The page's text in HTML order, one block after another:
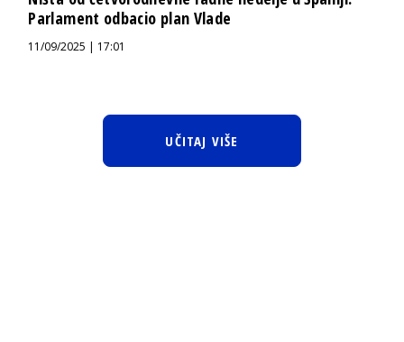
Parlament odbacio plan Vlade
11/09/2025 | 17:01
UČITAJ VIŠE